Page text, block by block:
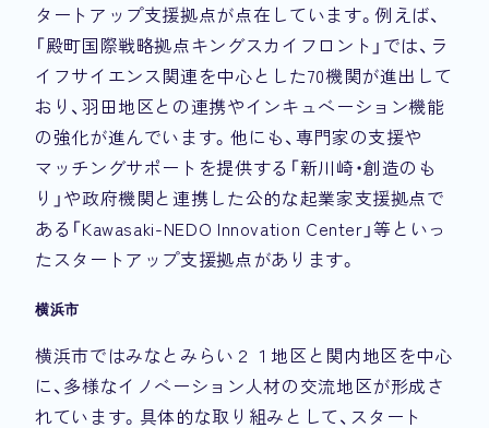
タートアップ支援拠点が点在しています。例えば、
「殿町国際戦略拠点キングスカイフロント」では、ラ
イフサイエンス関連を中心とした70機関が進出して
おり、羽田地区との連携やインキュベーション機能
の強化が進んでいます。他にも、専門家の支援や
マッチングサポートを提供する「新川崎・創造のも
り」や政府機関と連携した公的な起業家支援拠点で
ある「Kawasaki-NEDO Innovation Center」等といっ
たスタートアップ支援拠点があります。
横浜市
横浜市ではみなとみらい２１地区と関内地区を中心
に、多様なイノベーション人材の交流地区が形成さ
れています。具体的な取り組みとして、スタート